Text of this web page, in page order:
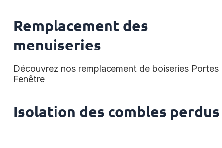
Remplacement des
menuiseries
Découvrez nos remplacement de boiseries Portes
Fenêtre
Isolation des combles perdus